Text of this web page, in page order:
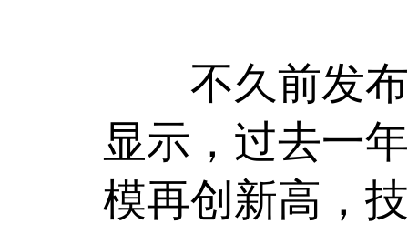
不久前发布
显示，过去一
模再创新高，